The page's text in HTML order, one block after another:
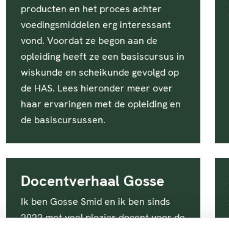
producten en het proces achter
voedingsmiddelen erg interessant
vond. Voordat ze begon aan de
opleiding heeft ze een basiscursus in
wiskunde en scheikunde gevolgd op
de HAS. Lees hieronder meer over
haar ervaringen met de opleiding en
de basiscursussen.
Docentverhaal Gosse
Ik ben Gosse Smid en ik ben sinds
2022 met veel plezier docent voor de